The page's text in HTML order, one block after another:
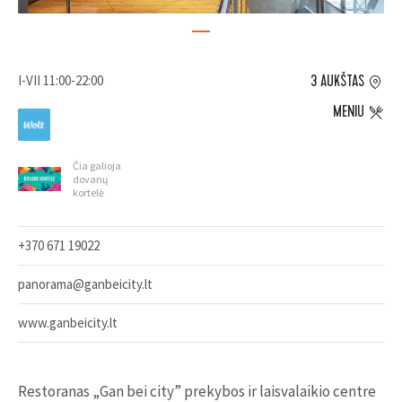
I-VII 11:00-22:00
Čia galioja
dovanų
kortelė
+370 671 19022
panorama@ganbeicity.lt
www.ganbeicity.lt
3 AUKŠTAS
MENIU
Restoranas „Gan bei city” prekybos ir laisvalaikio centre